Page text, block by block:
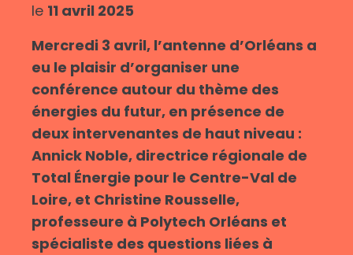
le 11 avril 2025
Mercredi 3 avril, l’antenne d’Orléans a
eu le plaisir d’organiser une
conférence autour du thème des
énergies du futur, en présence de
deux intervenantes de haut niveau :
Annick Noble, directrice régionale de
Total Énergie pour le Centre-Val de
Loire, et Christine Rousselle,
professeure à Polytech Orléans et
spécialiste des questions liées à